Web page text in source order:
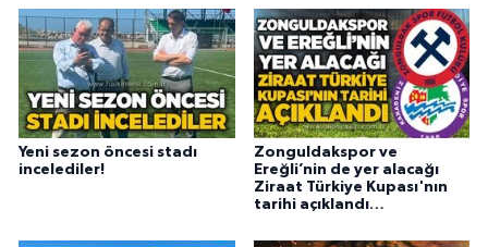
Yeni sezon öncesi stadı
incelediler!
Zonguldakspor ve
Ereğli’nin de yer alacağı
Ziraat Türkiye Kupası'nın
tarihi açıklandı…